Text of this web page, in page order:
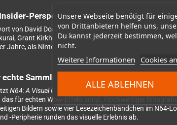
Unsere Webseite benötigt für
von Drittanbietern helfen uns,
Du kannst jederzeit bestimmen,
nicht.
Weitere Informationen Cookies
ALLE ABLEHNEN
Perspektiven
von David Doak auf, dem kreativen Kopf hinter
Grant Kirkhope, Martin Hollis und vielen weiteren
Jahre, als Nintendo den mutigen Schritt in die dritte
Sammler
N64: A Visual Compendium
Maßstäbe in puncto
für echten Wow-Effekt sorgt. Hochwertiger
Bildern sowie vier Lesezeichenbändchen im
-Peripherie runden das visuelle Erlebnis ab.